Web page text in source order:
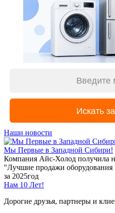
Наши новости
Мы Первые в Западной Сибири!
Компания Айс-Холод получила
"Лучшие продажи
за 2025год
Нам 10 Лет!
Дорогие друзья, партнеры и